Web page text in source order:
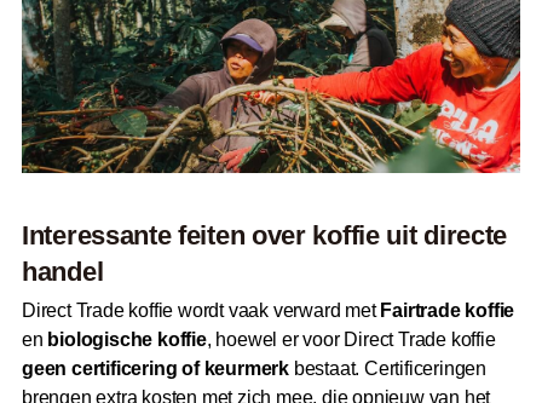
Interessante feiten over koffie uit directe
handel
Direct Trade koffie wordt vaak verward metFairtrade koffie
en biologische koffie, hoewel er voor Direct Trade koffie
geen certificering of keurmerk bestaat. Certificeringen
brengen extra kosten met zich mee, die opnieuw van het